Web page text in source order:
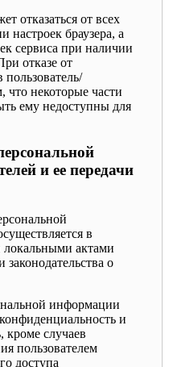
отказаться от всех
настроек браузера, а
сервиса при наличии
отказе от
что некоторые части
ему недоступны для
и ее передачи
в
локальными актами
о
информации
и
кроме случаев
пользователем
доступа